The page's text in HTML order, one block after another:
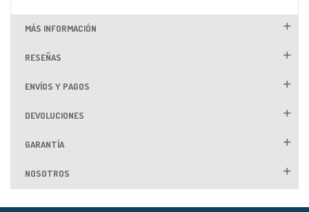
MÁS INFORMACIÓN
RESEÑAS
ENVÍOS Y PAGOS
DEVOLUCIONES
GARANTÍA
NOSOTROS